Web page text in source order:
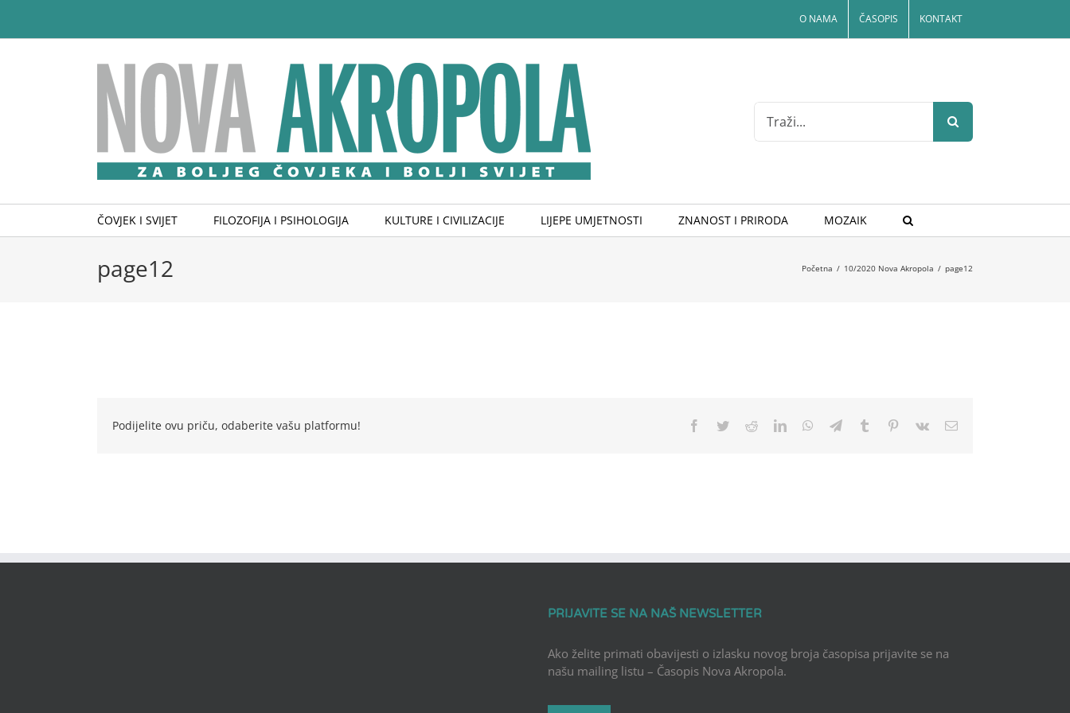
content
O NAMA ČASOPIS KONTAKT
Search
for:
ČOVJEK I SVIJET FILOZOFIJA I PSIHOLOGIJA KULTURE I CIVILIZACIJE LIJEPE UMJETNOSTI ZNANOST I PRIRODA MOZAIK
page12 Početna / 10/2020 Nova Akropola / page12
Podijelite ovu priču, odaberite vašu platformu! Facebook
TwitterRedditLinkedInWhatsApp
TelegramTumblr Pinterest
Vk Email
PRIJAVITE SE NA NAŠ NEWSLETTER
Ako želite primati obavijesti o izlasku novog broja časopisa prijavite se na
našu mailing listu – Časopis Nova Akropola.